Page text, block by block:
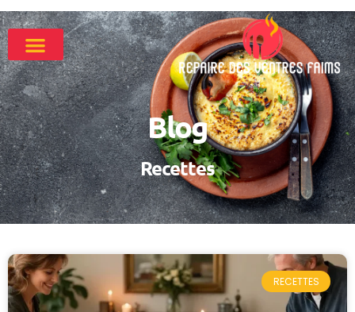
Blog
Recettes
RECETTES